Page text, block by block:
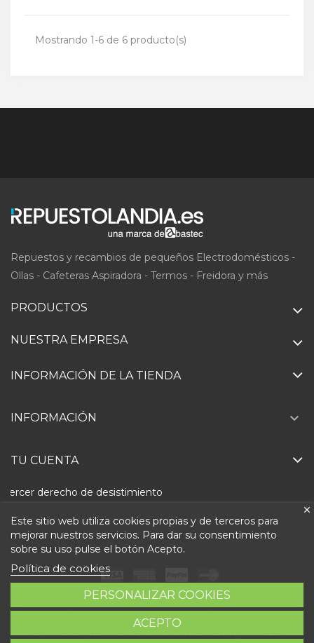
Mostrando 1-6 de 6 producto(s)
Repuestos y recambios de pequeños Electrodomésticos -
Ollas - Cafeteras Aspiradora - Termos - Freidora y más
PRODUCTOS
NUESTRA EMPRESA
INFORMACIÓN DE LA TIENDA
Este sitio web utiliza cookies propias y de terceros para
mejorar nuestros servicios. Para dar su consentimiento
sobre su uso pulse el botón Acepto.
Política de cookies
PERSONALIZAR COOKIES
ACEPTO
INFORMACIÓN 
TU CUENTA
Ejercer derecho de desistimiento
Todos los precios son indicados con impuestos incluidos
© 2026 - Repuestolandia.es. Una marca registrada de